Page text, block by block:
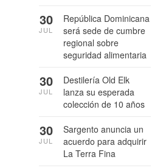
República Dominicana
será sede de cumbre
regional sobre
seguridad alimentaria
30
JUL
Destilería Old Elk
lanza su esperada
colección de 10 años
30
JUL
Sargento anuncia un
acuerdo para adquirir
La Terra Fina
30
JUL